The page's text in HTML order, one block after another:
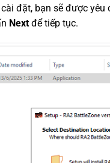
đặt, bạn sẽ được
Next để tiếp tục.